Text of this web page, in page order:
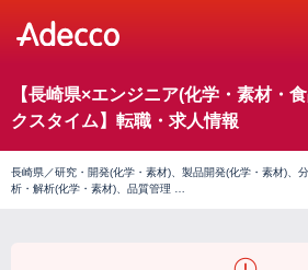
【長崎県×エンジニア(化学・素材・
クスタイム】転職・求人情報
長崎県／研究・開発(化学・素材)、製品開発(化学・素材)、分
析・解析(化学・素材)、品質管理 …